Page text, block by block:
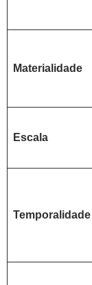
Materialidade
Escala
Temporalidade